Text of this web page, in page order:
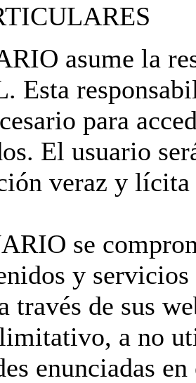
asume la
Esta
para
El usuario
veraz y lícita
se
y
través de sus
a no
enunciadas